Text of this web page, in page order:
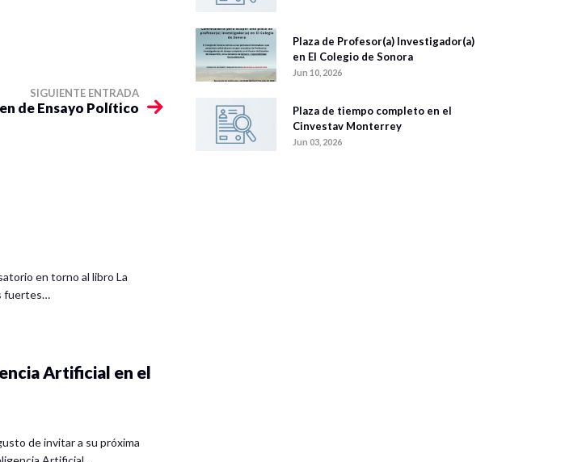
SIGUIENTE ENTRADA
de Ensayo Político
en torno al libro La
fuertes…
Artificial en el
de invitar a su próxima
Plaza de Profesor(a) Investigador(a)
en El Colegio de Sonora
Jun 10, 2026
Plaza de tiempo completo en el
Cinvestav Monterrey
Jun 03, 2026